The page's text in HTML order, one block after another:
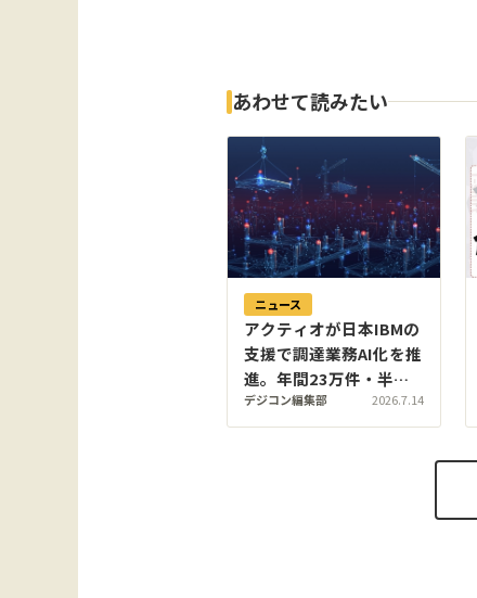
あわせて読みたい
ニュース
アクティオが日本IBMの
支援で調達業務AI化を推
進。年間23万件・半数
が都度見積の間接材調達
をエンドツーエンド自動
デジコン編集部 2026.7.14